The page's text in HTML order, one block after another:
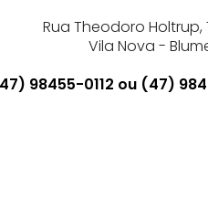
Rua Theodoro Holtrup,
Vila Nova -
98455-0112 ou (47)